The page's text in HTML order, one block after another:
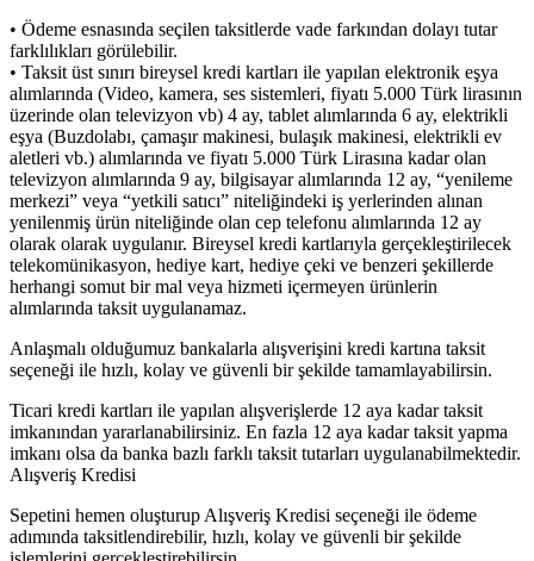
• Ödeme esnasında seçilen taksitlerde vade farkından dolayı tutar
farklılıkları görülebilir.
• Taksit üst sınırı bireysel kredi kartları ile yapılan elektronik eşya
alımlarında (Video, kamera, ses sistemleri, fiyatı 5.000 Türk lirasının
üzerinde olan televizyon vb) 4 ay, tablet alımlarında 6 ay, elektrikli
eşya (Buzdolabı, çamaşır makinesi, bulaşık makinesi, elektrikli ev
aletleri vb.) alımlarında ve fiyatı 5.000 Türk Lirasına kadar olan
televizyon alımlarında 9 ay, bilgisayar alımlarında 12 ay, “yenileme
merkezi” veya “yetkili satıcı” niteliğindeki iş yerlerinden alınan
yenilenmiş ürün niteliğinde olan cep telefonu alımlarında 12 ay
olarak olarak uygulanır. Bireysel kredi kartlarıyla gerçekleştirilecek
telekomünikasyon, hediye kart, hediye çeki ve benzeri şekillerde
herhangi somut bir mal veya hizmeti içermeyen ürünlerin
alımlarında taksit uygulanamaz.
Anlaşmalı olduğumuz bankalarla alışverişini kredi kartına taksit
seçeneği ile hızlı, kolay ve güvenli bir şekilde tamamlayabilirsin.
Ticari kredi kartları ile yapılan alışverişlerde 12 aya kadar taksit
imkanından yararlanabilirsiniz. En fazla 12 aya kadar taksit yapma
imkanı olsa da banka bazlı farklı taksit tutarları uygulanabilmektedir.
Alışveriş Kredisi
Sepetini hemen oluşturup Alışveriş Kredisi seçeneği ile ödeme
adımında taksitlendirebilir, hızlı, kolay ve güvenli bir şekilde